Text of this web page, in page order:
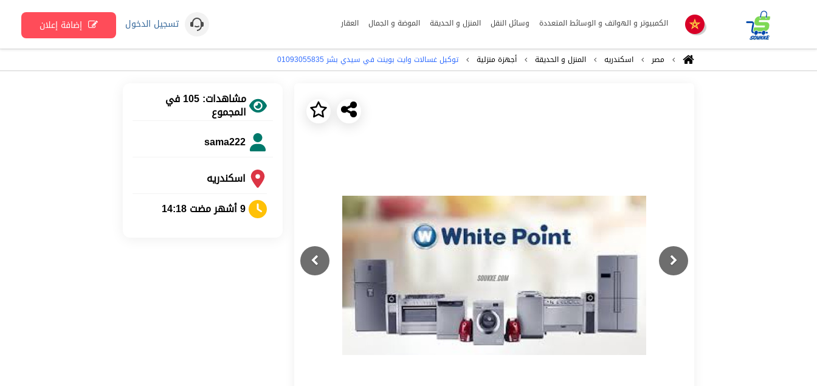
الكمبيوتر و الهواتف و الوسائط المتعددة وسائل النقل المنزل و الحديقة الموضة و الجمال العقار تسجيل الدخول إضافة إعلان
مصر اسكندريه المنزل و الحديقة أجهزة منزلية توكيل غسالات وايت بوينت في سيدي بشر 01093055835
Previous
Next
مشاهدات: 105 في
المجموع
sama222
اسكندريه
9 أشهر مضت 14:18